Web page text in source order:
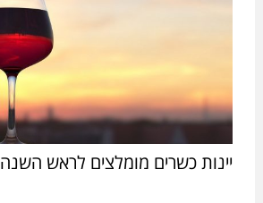
יינות כשרים מומלצים לראש השנה